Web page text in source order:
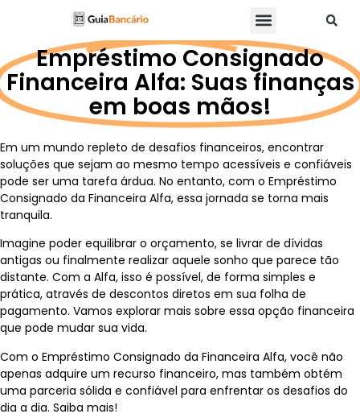
Empréstimo Consignado
Financeira Alfa: Suas finanças
em boas mãos!
Em um mundo repleto de desafios financeiros, encontrar
soluções que sejam ao mesmo tempo acessíveis e confiáveis
pode ser uma tarefa árdua. No entanto, com o Empréstimo
Consignado da Financeira Alfa, essa jornada se torna mais
tranquila.
Imagine poder equilibrar o orçamento, se livrar de dívidas
antigas ou finalmente realizar aquele sonho que parece tão
distante. Com a Alfa, isso é possível, de forma simples e
prática, através de descontos diretos em sua folha de
pagamento. Vamos explorar mais sobre essa opção financeira
que pode mudar sua vida.
Com o Empréstimo Consignado da Financeira Alfa, você não
apenas adquire um recurso financeiro, mas também obtém
uma parceria sólida e confiável para enfrentar os desafios do
dia a dia. Saiba mais!